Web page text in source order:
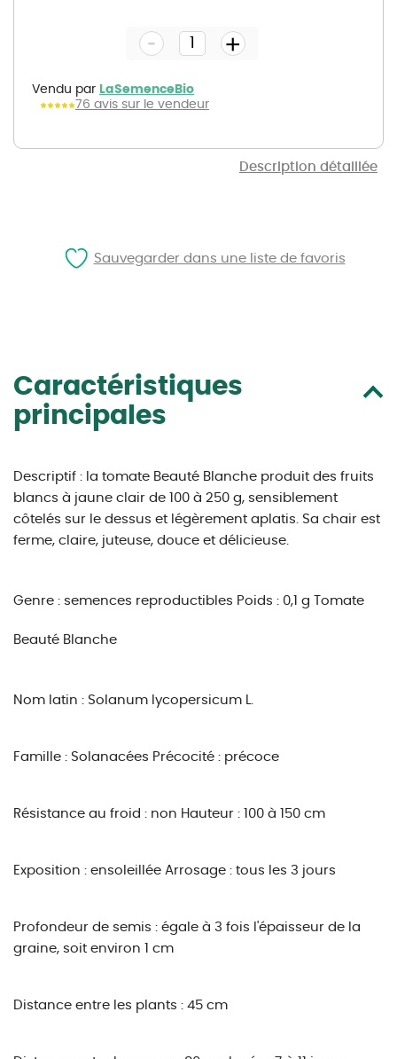
Description détaillée
gallery
Vendu par LaSemenceBio
76 avis sur le vendeur
- +
Caractéristiques
principales
Descriptif : la tomate Beauté Blanche produit des fruits
blancs à jaune clair de 100 à 250 g, sensiblement
côtelés sur le dessus et légèrement aplatis. Sa chair est
ferme, claire, juteuse, douce et délicieuse.
Genre : semences reproductibles Poids : 0,1 g Tomate
Beauté Blanche
Nom latin : Solanum lycopersicum L.
Famille : Solanacées Précocité : précoce
Résistance au froid : non Hauteur : 100 à 150 cm
Exposition : ensoleillée Arrosage : tous les 3 jours
Profondeur de semis : égale à 3 fois l'épaisseur de la
graine, soit environ 1 cm
Distance entre les plants : 45 cm
Sauvegarder dans une liste de favoris